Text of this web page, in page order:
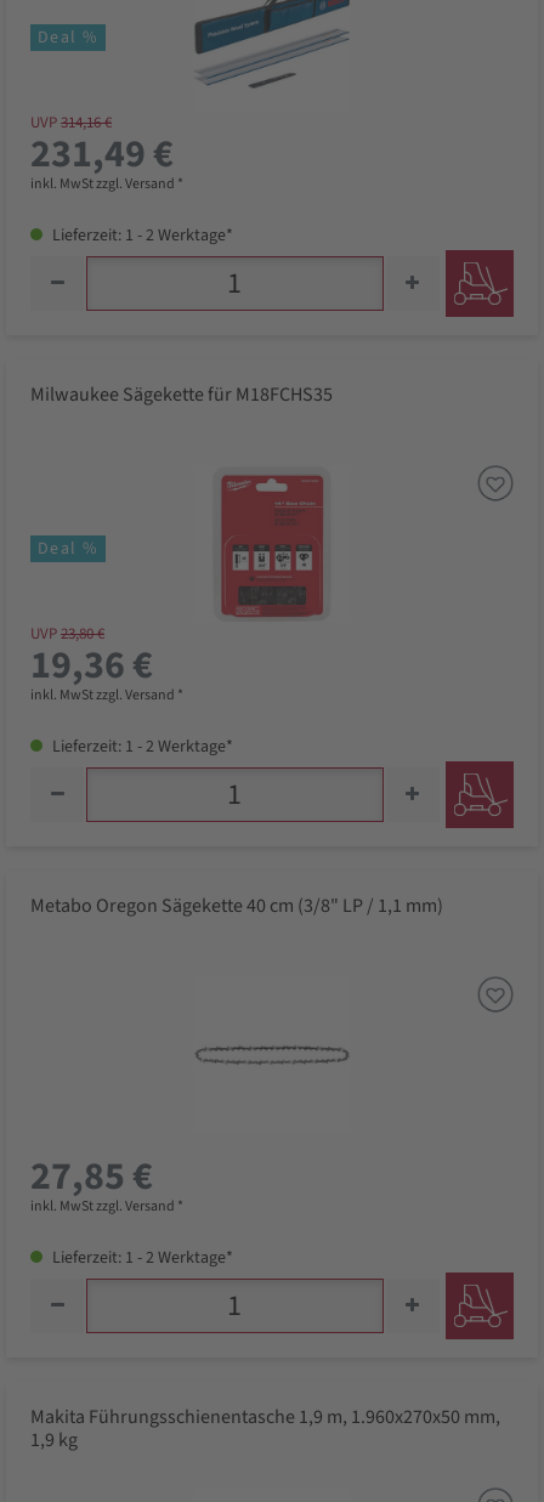
Deal %
UVP314,16 €
231,49 €
inkl. MwSt zzgl. Versand *
Lieferzeit: 1 - 2 Werktage*
Milwaukee Sägekette für M18FCHS35
Deal %
UVP23,80 €
19,36 €
inkl. MwSt zzgl. Versand *
Lieferzeit: 1 - 2 Werktage*
Metabo Oregon Sägekette 40 cm (3/8" LP / 1,1 mm)
27,85 €
inkl. MwSt zzgl. Versand *
Lieferzeit: 1 - 2 Werktage*
Makita Führungsschienentasche 1,9 m, 1.960x270x50 mm,
1,9 kg